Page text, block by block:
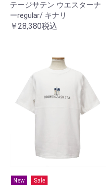
テージサテン ウエスターナ
ーregular/ キナリ
￥28,380税込
New Sale